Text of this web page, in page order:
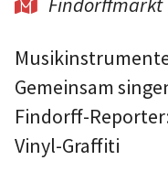

Gemeinsam
Findorff-
Vinyl-Graffiti